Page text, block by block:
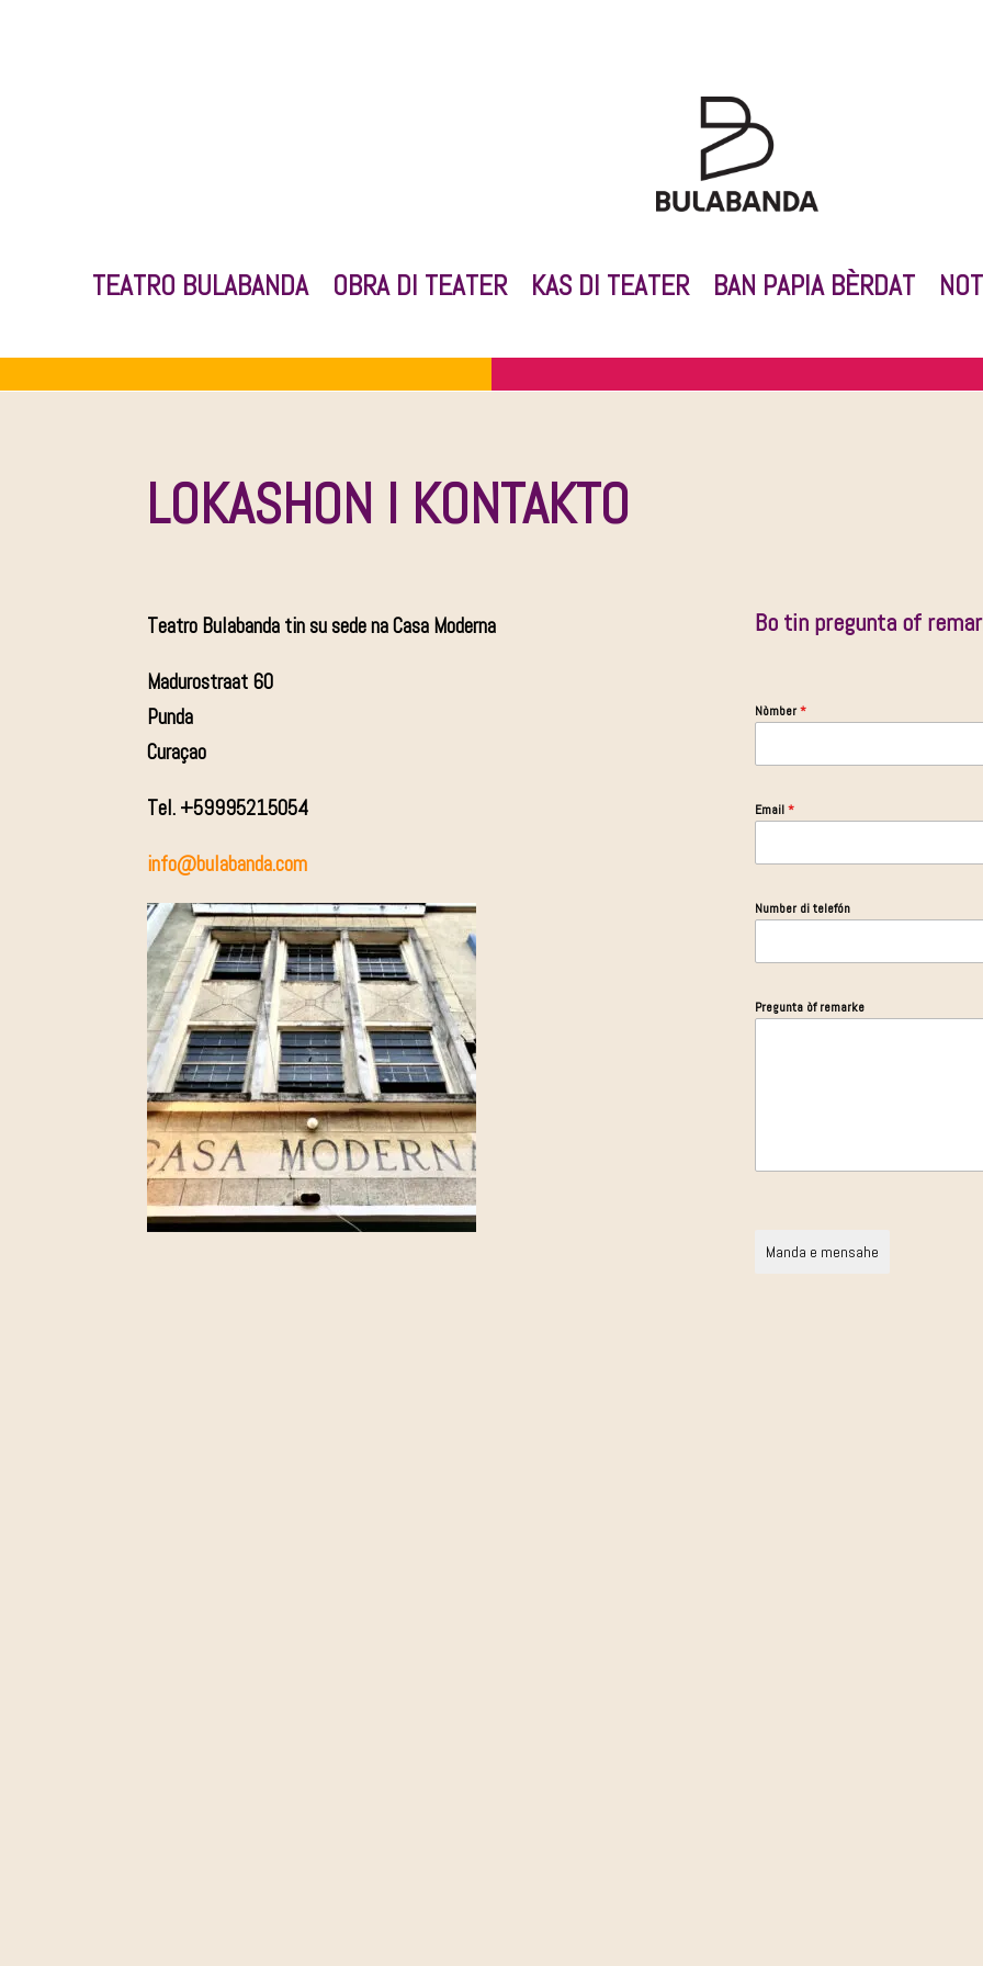
TEATRO BULABANDA OBRA DI TEATER KAS DI TEATER BAN PAPIA BÈRDAT
LOKASHON I KONTAKTO
Teatro Bulabanda tin su sede na Casa Moderna
Madurostraat 60
Punda
Curaçao
Tel. +59995215054
info@bulabanda.com
Bo tin pregunta of
Nòmber*
Email*
Number di telefón
Pregunta òf remarke
Manda e mensahe